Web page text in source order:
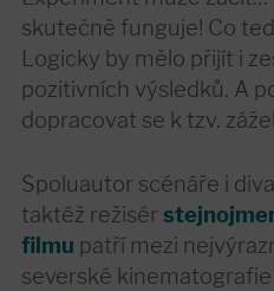
skutečně funguje! Co
Logicky by mělo přijít i
pozitivních výsledků. A
dopracovat se k tzv.
Spoluautor scénáře i
taktéž režisér
filmu patří mezi
severské